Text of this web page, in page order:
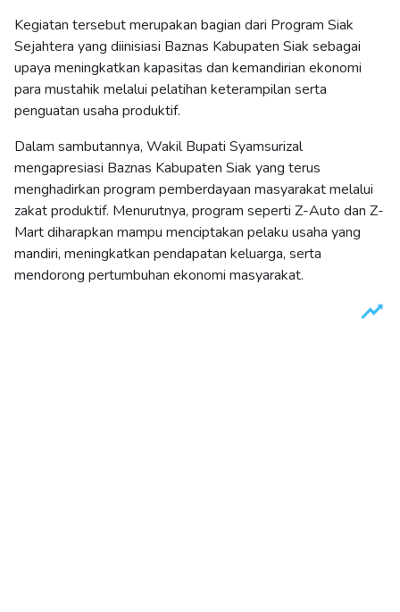
Kegiatan tersebut merupakan bagian dari Program Siak
Sejahtera yang diinisiasi Baznas Kabupaten Siak sebagai
upaya meningkatkan kapasitas dan kemandirian ekonomi
para mustahik melalui pelatihan keterampilan serta
penguatan usaha produktif.
Dalam sambutannya, Wakil Bupati Syamsurizal
mengapresiasi Baznas Kabupaten Siak yang terus
menghadirkan program pemberdayaan masyarakat melalui
zakat produktif. Menurutnya, program seperti Z-Auto dan Z-
Mart diharapkan mampu menciptakan pelaku usaha yang
mandiri, meningkatkan pendapatan keluarga, serta
mendorong pertumbuhan ekonomi masyarakat.